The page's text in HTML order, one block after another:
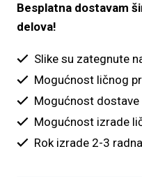
Besplatna dostavam
delova!
Slike su zategnute
Mogućnost ličnog
Mogućnost
Mogućnost izrade
Rok izrade 2-3